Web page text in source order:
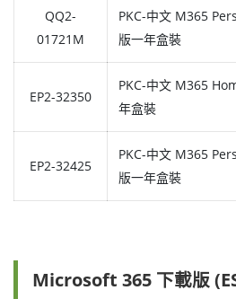
QQ2-
01721M
PKC-中文 M365
版一年盒裝
EP2-32350
PKC-中文 M365
年盒裝
EP2-32425
PKC-中文 M365
版一年盒裝
Microsoft 365 下載版